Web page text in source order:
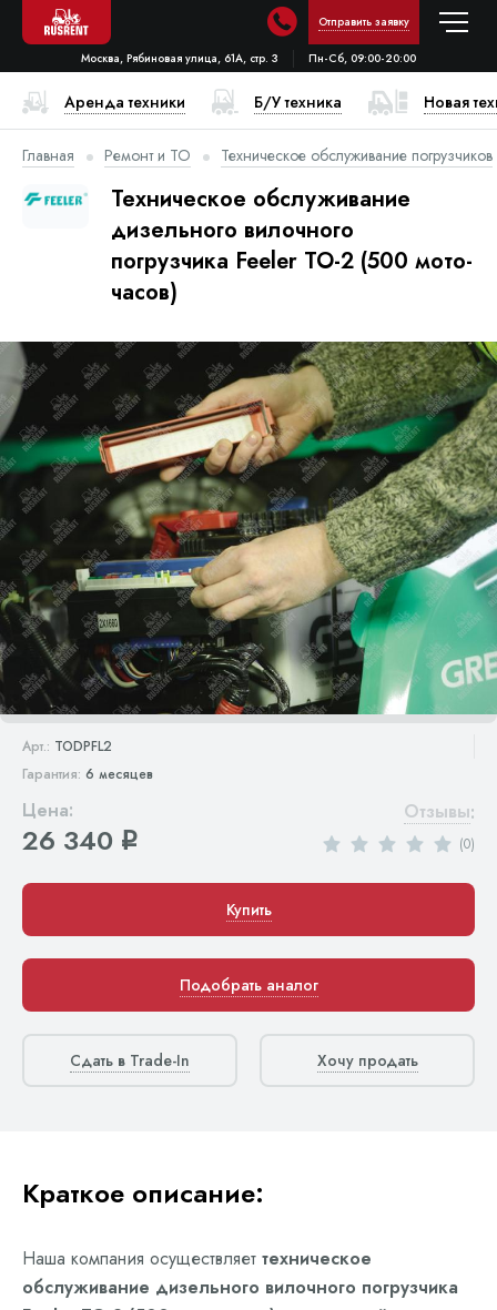
Отправить заявку
Москва, Рябиновая улица, 61А, стр. 3 Пн-Сб, 09:00-20:00
Аренда техники Б/У техника Новая
Главная Ремонт и ТО Техническое обслуживание погрузчиков
Техническое обслуживание
дизельного вилочного
погрузчика Feeler ТО-2 (500 мото-
часов)
Арт.: TODPFL2
Гарантия: 6 месяцев
Цена:
26 340 q
Отзывы:
(0)
Купить
Подобрать аналог
Сдать в Trade-In Хочу продать
Краткое описание:
Наша компания осуществляет техническое
обслуживание дизельного вилочного погрузчика